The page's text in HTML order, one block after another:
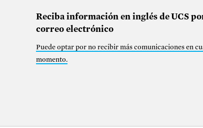
Reciba información en inglés de UCS
correo electrónico
Puede optar por no recibir más comunicaciones en
momento.